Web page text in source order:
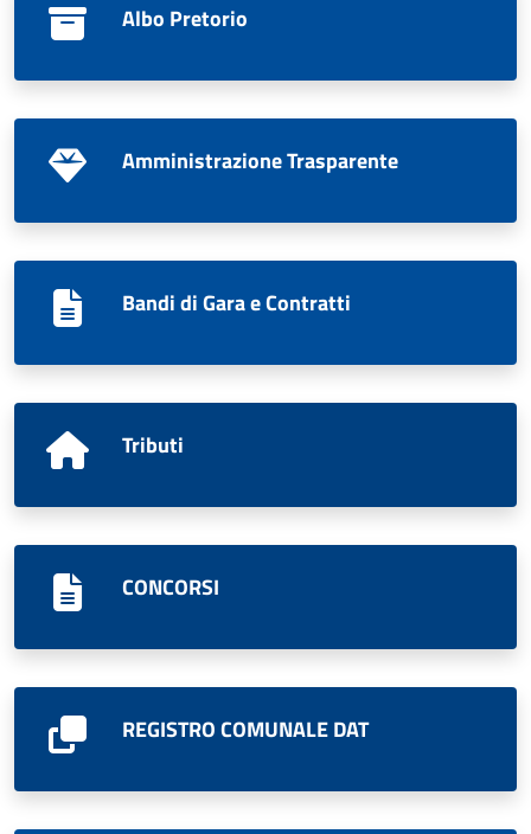
Albo Pretorio
Amministrazione Trasparente
Bandi di Gara e Contratti
Tributi
CONCORSI
REGISTRO COMUNALE DAT